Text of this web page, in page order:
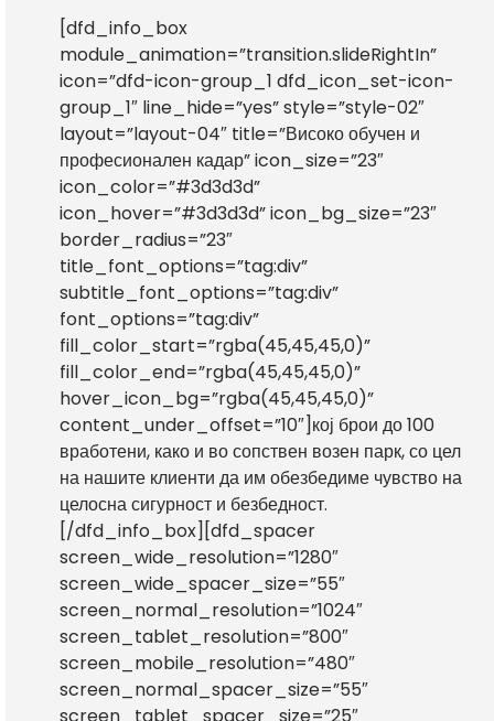
[dfd_info_box
module_animation=”transition.slideRightIn”
icon=”dfd-icon-group_1 dfd_icon_set-icon-
group_1″ line_hide=”yes” style=”style-02″
layout=”layout-04″ title=”Високо обучен и
професионален кадар” icon_size=”23″
icon_color=”#3d3d3d”
icon_hover=”#3d3d3d” icon_bg_size=”23″
border_radius=”23″
title_font_options=”tag:div”
subtitle_font_options=”tag:div”
font_options=”tag:div”
fill_color_start=”rgba(45,45,45,0)”
fill_color_end=”rgba(45,45,45,0)”
hover_icon_bg=”rgba(45,45,45,0)”
content_under_offset=”10″]кој брои до 100
вработени, како и во сопствен возен парк, со цел
на нашите клиенти да им обезбедиме чувство на
целосна сигурност и безбедност.
[/dfd_info_box][dfd_spacer
screen_wide_resolution=”1280″
screen_wide_spacer_size=”55″
screen_normal_resolution=”1024″
screen_tablet_resolution=”800″
screen_mobile_resolution=”480″
screen_normal_spacer_size=”55″